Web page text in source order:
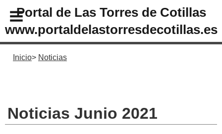
Portal de Las Torres de Cotillas
www.portaldelastorresdecotillas.es
Inicio Noticias
Noticias Junio 2021